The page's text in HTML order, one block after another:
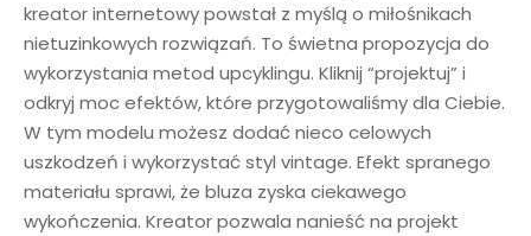
kreator internetowy powstał z myślą o miłośnikach
nietuzinkowych rozwiązań. To świetna propozycja do
wykorzystania metod upcyklingu. Kliknij “projektuj” i
odkryj moc efektów, które przygotowaliśmy dla Ciebie.
W tym modelu możesz dodać nieco celowych
uszkodzeń i wykorzystać styl vintage. Efekt spranego
materiału sprawi, że bluza zyska ciekawego
wykończenia. Kreator pozwala nanieść na projekt